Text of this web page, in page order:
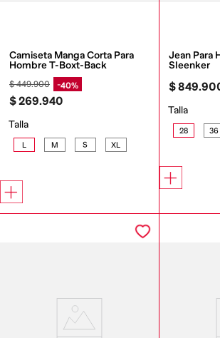
Camiseta Manga Corta Para
Hombre T-Boxt-Back
$449.900 40%
$269.940
Talla
L M S XL
Jean Para
Sleenker
$849.
Talla
28 36